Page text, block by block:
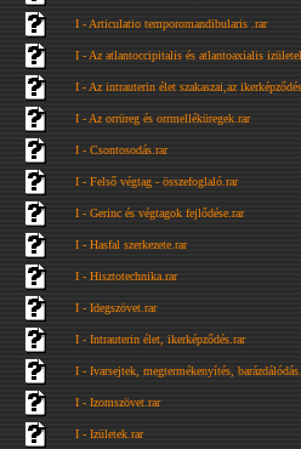
I - Articulatio temporomandibularis .rar
I - Az atlantoccipitalis és atlantoaxialis
I - Az intrauterin élet szakaszai,az
I - Az orrüreg és orrmelléküregek.rar
I - Csontosodás.rar
I - Felső végtag - összefoglaló.rar
I - Gerinc és végtagok fejlődése.rar
I - Hasfal szerkezete.rar
I - Hisztotechnika.rar
I - Idegszövet.rar
I - Intrauterin élet, ikerképződés.rar
I - Ivarsejtek, megtermékenyítés,
I - Izomszövet.rar
I - Izületek.rar